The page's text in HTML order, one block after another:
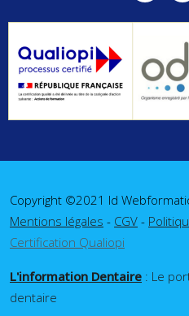
Copyright ©2021 Id
Mentions légales - CGV -
Certification Qualiopi
L'information Dentaire : Le
dentaire